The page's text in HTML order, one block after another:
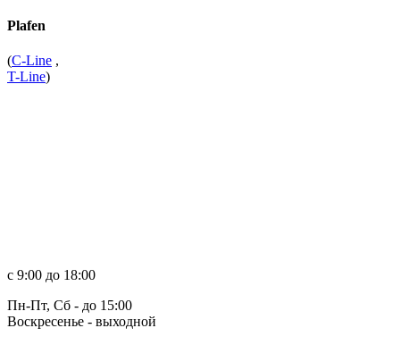
Plafen
(C-Line ,
T-Line)
с 9:00 до 18:00
Пн-Пт, Сб - до 15:00
Воскресенье - выходной